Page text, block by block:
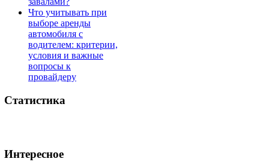
Что учитывать при
выборе аренды
автомобиля с
водителем: критерии,
условия и важные
вопросы к
провайдеру
Статистика
Интересное